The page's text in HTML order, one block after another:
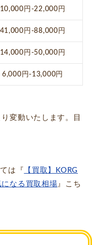
10,000円-22,000円
41,000円-88,000円
14,000円-50,000円
6,000円-13,000円
変動いたします。目
は『
【買取】KORG
なる買取相場』こち